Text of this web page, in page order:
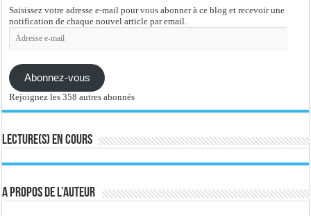
Saisissez votre adresse e-mail pour vous abonner à ce blog et recevoir une
notification de chaque nouvel article par email.
Adresse
e-
Abonnez-vous
Rejoignez les 358 autres abonnés
Lecture(s) en cours
A propos de l’auteur